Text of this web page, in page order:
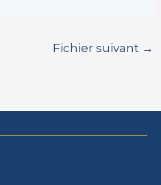
Fichier suivant →